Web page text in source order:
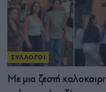
ΣΥΛΛΟΓΟΙ
Με μια ζεστή